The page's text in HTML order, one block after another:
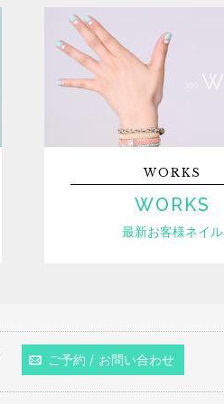
WORKS
WORKS
最新お客様ネイル
ご予約 / お問い合わせ